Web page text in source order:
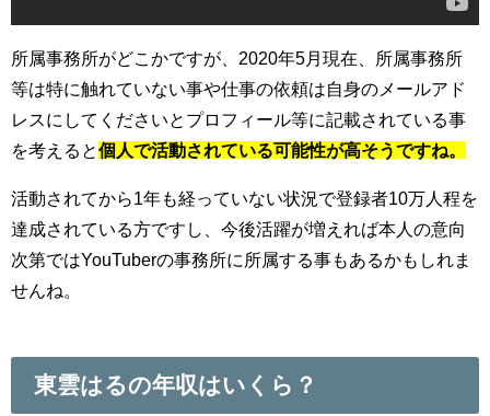
所属事務所がどこかですが、2020年5月現在、所属事務所
等は特に触れていない事や仕事の依頼は自身のメールアド
レスにしてくださいとプロフィール等に記載されている事
を考えると個人で活動されている可能性が高そうですね。
活動されてから1年も経っていない状況で登録者10万人程を
達成されている方ですし、今後活躍が増えれば本人の意向
次第ではYouTuberの事務所に所属する事もあるかもしれま
せんね。
東雲はるの年収はいくら？